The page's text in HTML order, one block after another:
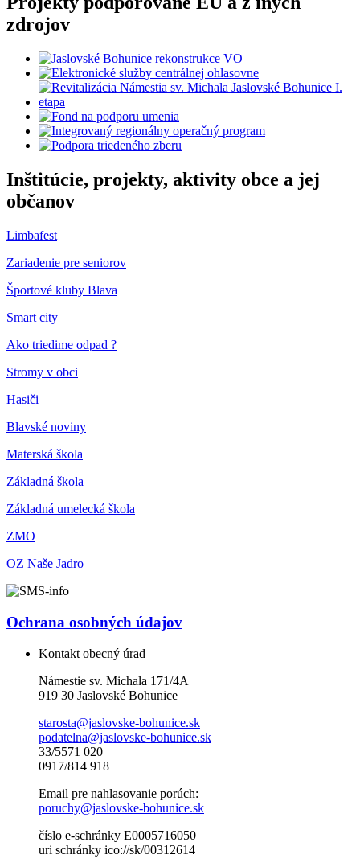
zdrojov
Inštitúcie, projekty, aktivity obce a jej
občanov
Limbafest
Zariadenie pre seniorov
Športové kluby Blava
Smart city
Ako triedime odpad ?
Stromy v obci
Hasiči
Blavské noviny
Materská škola
Základná škola
Základná umelecká škola
ZMO
OZ Naše Jadro
Ochrana osobných údajov
Kontakt obecný úrad
Námestie sv. Michala 171/4A
919 30 Jaslovské Bohunice
starosta@jaslovske-bohunice.sk
podatelna@jaslovske-bohunice.sk
33/5571 020
0917/814 918
Email pre nahlasovanie porúch:
poruchy@jaslovske-bohunice.sk
číslo e-schránky E0005716050
uri schránky ico://sk/00312614